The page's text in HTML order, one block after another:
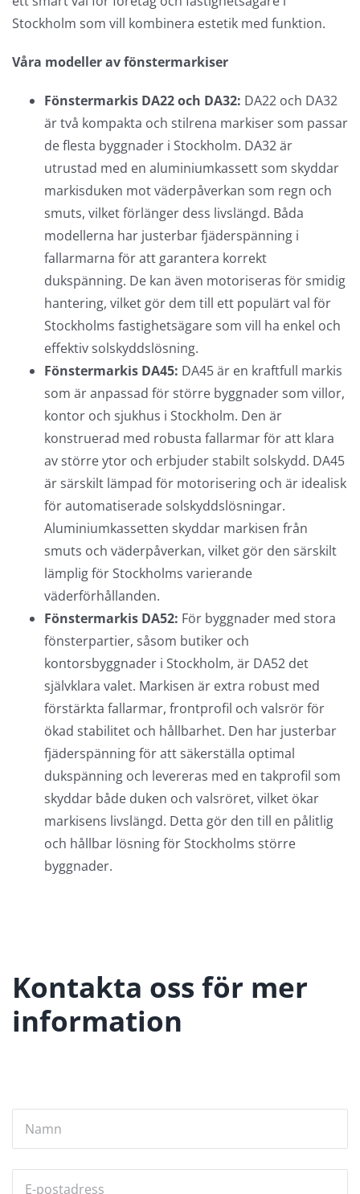
Stockholm som vill kombinera estetik med funktion.
Våra modeller av fönstermarkiser
Fönstermarkis DA22 och DA32: DA22 och DA32
är två kompakta och stilrena markiser som passar
de flesta byggnader i Stockholm. DA32 är
utrustad med en aluminiumkassett som skyddar
markisduken mot väderpåverkan som regn och
smuts, vilket förlänger dess livslängd. Båda
modellerna har justerbar fjäderspänning i
fallarmarna för att garantera korrekt
dukspänning. De kan även motoriseras för smidig
hantering, vilket gör dem till ett populärt val för
Stockholms fastighetsägare som vill ha enkel och
effektiv solskyddslösning.
Fönstermarkis DA45: DA45 är en kraftfull markis
som är anpassad för större byggnader som villor,
kontor och sjukhus i Stockholm. Den är
konstruerad med robusta fallarmar för att klara
av större ytor och erbjuder stabilt solskydd. DA45
är särskilt lämpad för motorisering och är idealisk
för automatiserade solskyddslösningar.
Aluminiumkassetten skyddar markisen från
smuts och väderpåverkan, vilket gör den särskilt
lämplig för Stockholms varierande
väderförhållanden.
Fönstermarkis DA52: För byggnader med stora
fönsterpartier, såsom butiker och
kontorsbyggnader i Stockholm, är DA52 det
självklara valet. Markisen är extra robust med
förstärkta fallarmar, frontprofil och valsrör för
ökad stabilitet och hållbarhet. Den har justerbar
fjäderspänning för att säkerställa optimal
dukspänning och levereras med en takprofil som
skyddar både duken och valsröret, vilket ökar
markisens livslängd. Detta gör den till en pålitlig
och hållbar lösning för Stockholms större
byggnader.
Kontakta oss för mer
information